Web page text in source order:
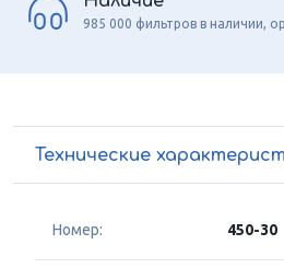
985 000 фильтров в наличии,
Технические
Номер: 450-30